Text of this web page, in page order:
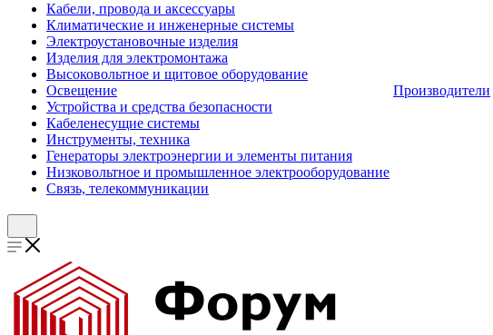
Кабели, провода и аксессуары
Климатические и инженерные системы
Электроустановочные изделия
Изделия для электромонтажа
Высоковольтное и щитовое оборудование
Освещение
Устройства и средства безопасности
Кабеленесущие системы
Инструменты, техника
Генераторы электроэнергии и элементы питания
Низковольтное и промышленное электрооборудование
Связь, телекоммуникации
Производители